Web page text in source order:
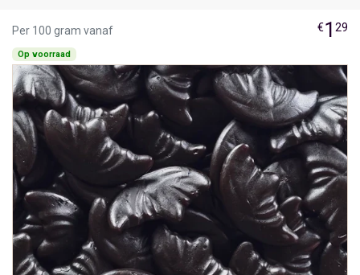
Per 100 gram vanaf €1 29
Op voorraad